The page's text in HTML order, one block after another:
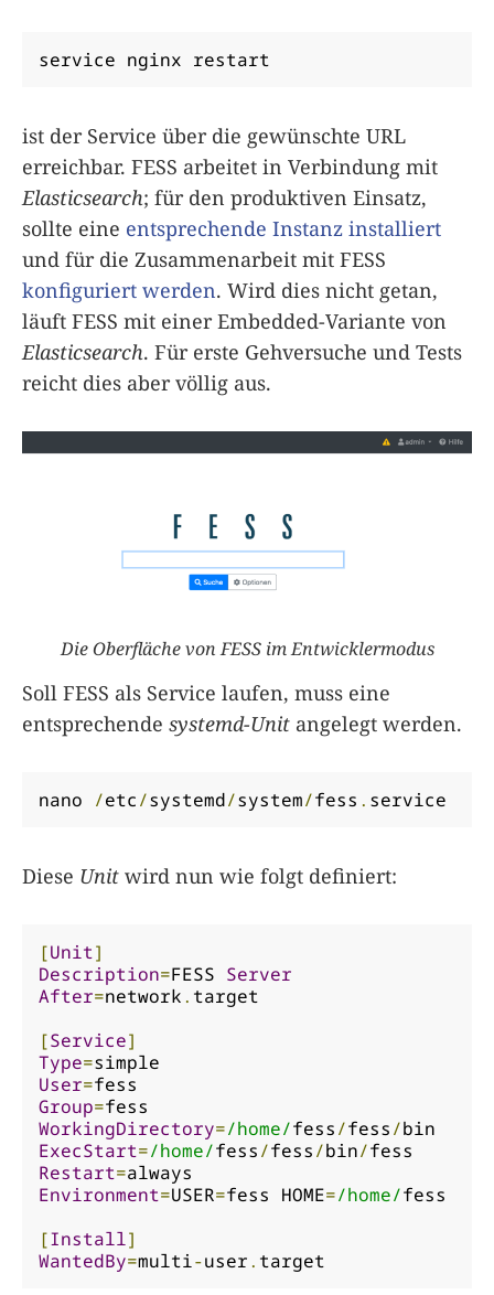
service nginx restart
ist der Service über die gewünschte URL
erreichbar. FESS arbeitet in Verbindung mit
Elasticsearch; für den produktiven Einsatz,
sollte eine entsprechende Instanz installiert
und für die Zusammenarbeit mit FESS
konfiguriert werden. Wird dies nicht getan,
läuft FESS mit einer Embedded-Variante von
Elasticsearch. Für erste Gehversuche und Tests
reicht dies aber völlig aus.
Die Oberfläche von FESS im Entwicklermodus
Soll FESS als Service laufen, muss eine
entsprechende systemd-Unit angelegt werden.
nano /etc/systemd/system/fess . service
Diese Unit wird nun wie folgt definiert:
[Unit]
Description=FESS Server
After=network. target
[Service]
Type=
User=
Group=
WorkingDirectory=/home/fess/fess/
ExecStart=/home/fess/fess/bin/
Restart=
Environment=USER=fess HOME=/home/fess
[Install]
WantedBy=multi-user. target